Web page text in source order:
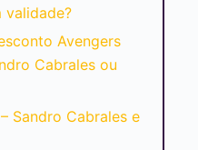
validade?
Avengers
Cabrales ou
Sandro Cabrales e